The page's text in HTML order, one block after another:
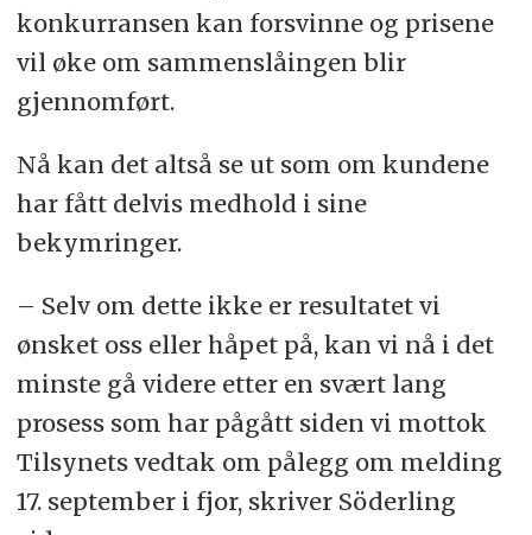
konkurransen kan forsvinne og prisene
vil øke om sammenslåingen blir
gjennomført.
Nå kan det altså se ut som om kundene
har fått delvis medhold i sine
bekymringer.
– Selv om dette ikke er resultatet vi
ønsket oss eller håpet på, kan vi nå i det
minste gå videre etter en svært lang
prosess som har pågått siden vi mottok
Tilsynets vedtak om pålegg om melding
17. september i fjor, skriver Söderling